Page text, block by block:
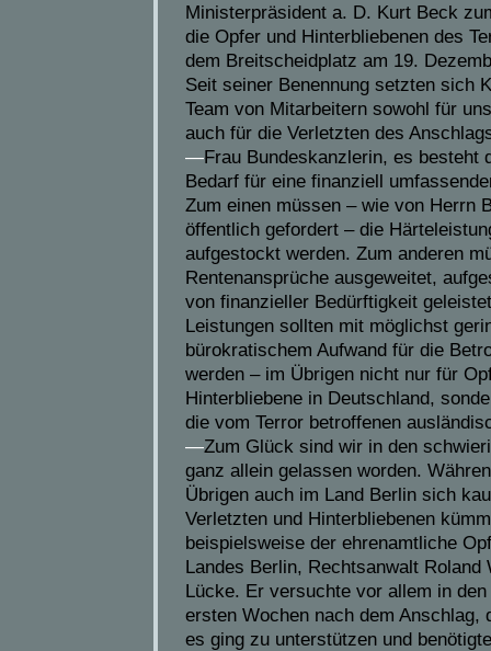
Ministerpräsident a. D. Kurt Beck
die Opfer und Hinterbliebenen des
dem Breitscheidplatz am 19.
Seit seiner Benennung setzten sich
Team von Mitarbeitern sowohl für
auch für die Verletzten des
—Frau Bundeskanzlerin, es besteht
Bedarf für eine finanziell
Zum einen müssen – wie von Herrn
öffentlich gefordert – die
aufgestockt werden. Zum anderen
Rentenansprüche ausgeweitet,
von finanzieller Bedürftigkeit
Leistungen sollten mit möglichst
bürokratischem Aufwand für die
werden – im Übrigen nicht nur für
Hinterbliebene in Deutschland,
die vom Terror betroffenen
—Zum Glück sind wir in den
ganz allein gelassen worden.
Übrigen auch im Land Berlin sich
Verletzten und Hinterbliebenen
beispielsweise der ehrenamtliche
Landes Berlin, Rechtsanwalt Roland
Lücke. Er versuchte vor allem in
ersten Wochen nach dem Anschlag,
es ging zu unterstützen und